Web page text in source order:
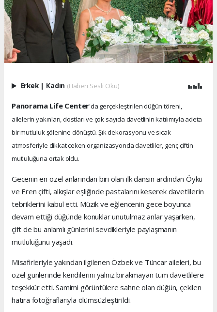
Erkek | Kadın (Haberi Sesli Oku)
Panorama Life Center'da gerçekleştirilen düğün töreni,
ailelerin yakınları, dostları ve çok sayıda davetlinin katılımıyla adeta
bir mutluluk şölenine dönüştü. Şık dekorasyonu ve sıcak
atmosferiyle dikkat çeken organizasyonda davetliler, genç çiftin
mutluluğuna ortak oldu.
Gecenin en özel anlarından biri olan ilk dansın ardından Öykü
ve Eren çifti, alkışlar eşliğinde pastalarını keserek davetlilerin
tebriklerini kabul etti. Müzik ve eğlencenin gece boyunca
devam ettiği düğünde konuklar unutulmaz anlar yaşarken,
çift de bu anlamlı günlerini sevdikleriyle paylaşmanın
mutluluğunu yaşadı.
Misafirleriyle yakından ilgilenen Özbek ve Tüncar aileleri, bu
özel günlerinde kendilerini yalnız bırakmayan tüm davetlilere
teşekkür etti. Samimi görüntülere sahne olan düğün, çekilen
hatıra fotoğraflarıyla ölümsüzleştirildi.